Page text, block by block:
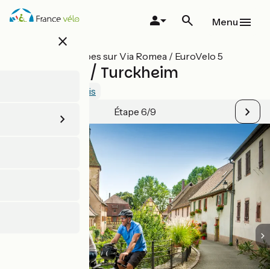
Aller
au
close
Menu
Toutes les étapes sur Via Romea / EuroVelo 5
Châtenois / Turckheim
Voir 3 avis
Étape 6/9